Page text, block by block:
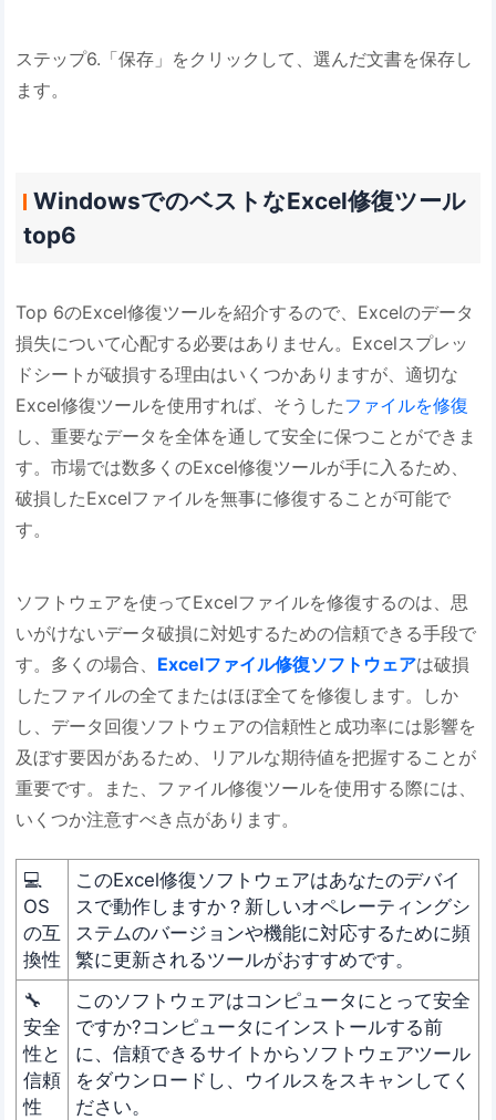
ステップ6.「保存」をクリックして、選んだ文書を保存し
ます。
WindowsでのベストなExcel修復ツール
top6
Top 6のExcel修復ツールを紹介するので、Excelのデータ
損失について心配する必要はありません。Excelスプレッ
ドシートが破損する理由はいくつかありますが、適切な
Excel修復ツールを使用すれば、そうしたファイルを修復
し、重要なデータを全体を通して安全に保つことができま
す。市場では数多くのExcel修復ツールが手に入るため、
破損したExcelファイルを無事に修復することが可能で
す。
ソフトウェアを使ってExcelファイルを修復するのは、思
いがけないデータ破損に対処するための信頼できる手段で
す。多くの場合、 Excelファイル修復ソフトウェアは破損
したファイルの全てまたはほぼ全てを修復します。しか
し、データ回復ソフトウェアの信頼性と成功率には影響を
及ぼす要因があるため、リアルな期待値を把握することが
重要です。また、ファイル修復ツールを使用する際には、
いくつか注意すべき点があります。
💻
OS
の互
換性
このExcel修復ソフトウェアはあなたのデバイ
スで動作しますか？新しいオペレーティングシ
ステムのバージョンや機能に対応するために頻
繁に更新されるツールがおすすめです。
🔧
安全
性と
信頼
性
このソフトウェアはコンピュータにとって安全
ですか?コンピュータにインストールする前
に、信頼できるサイトからソフトウェアツール
をダウンロードし、ウイルスをスキャンしてく
ださい。